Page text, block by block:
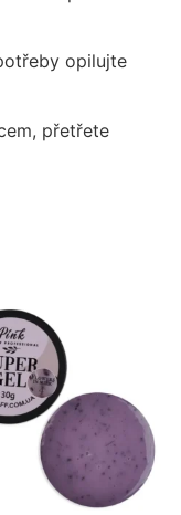
opilujte
přetřete